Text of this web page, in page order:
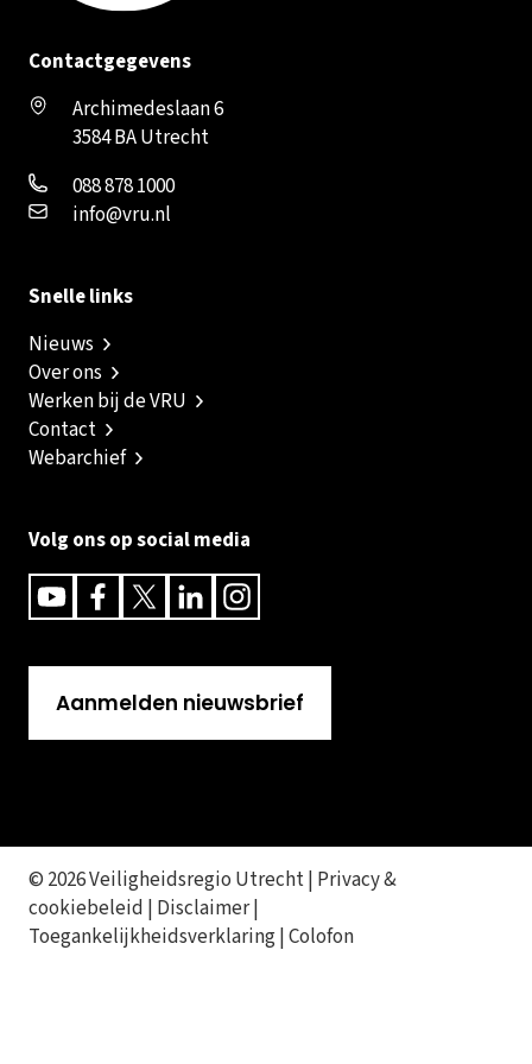
Contactgegevens
Archimedeslaan 6
3584 BA Utrecht
088 878 1000
info@vru.nl
Snelle links
Nieuws
Over ons
Werken bij de VRU
Contact
Webarchief
Volg ons op social media
YoutubeFacebookTwitterLinkedinInstagram
Aanmelden nieuwsbrief
© 2026 Veiligheidsregio Utrecht | Privacy &
cookiebeleid | Disclaimer|
Toegankelijkheidsverklaring|Colofon